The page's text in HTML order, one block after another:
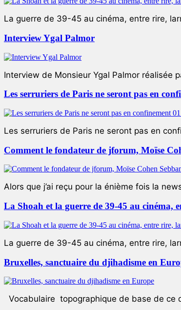
La guerre de 39-45 au cinéma, entre rire,
Interview Ygal Palmor
Interview de Monsieur Ygal Palmor réalisée
Les serruriers de Paris ne seront pas en
Les serruriers de Paris ne seront pas en
Comment le fondateur de jforum, Moïse
Alors que j’ai reçu pour la énième fois la
La Shoah et la guerre de 39-45 au cinéma,
La guerre de 39-45 au cinéma, entre rire,
Bruxelles, sanctuaire du djihadisme en
Vocabulaire topographique de base de ce